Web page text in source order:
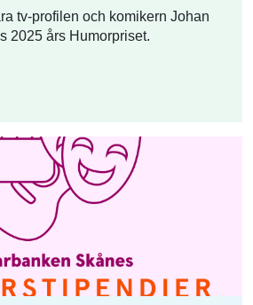
tv-profilen och komikern Johan
2025 års Humorpriset.